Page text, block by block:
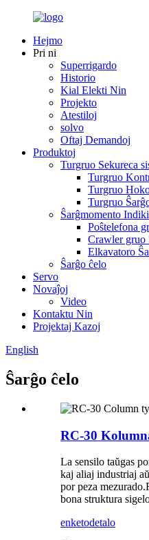
Hejmo
Pri ni
Superrigardo
Historio
Kial Elekti Nin
Projekto
Atestiloj
solvo
Oftaj Demandoj
Produktoj
Turgruo Sekureca
Turgruo
Turgruo
Turgruo
Ŝarĝmomento
Poŝtelefona
Crawler gruo
Elkavatoro
Ŝarĝo ĉelo
Servo
Novaĵoj
Video
Kontaktu Nin
Projektaj Kazoj
English
Ŝarĝo ĉelo
RC-30
La sensilo taŭgas
kaj aliaj industriaj
por peza
bona struktura
enketodetalo